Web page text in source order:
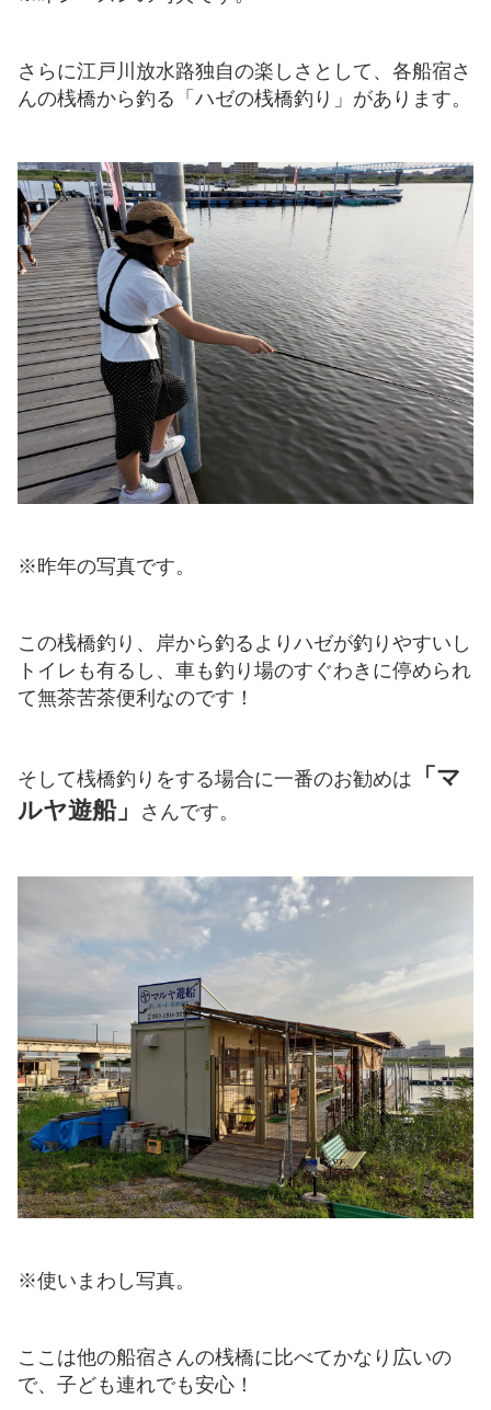
さらに江戸川放水路独自の楽しさとして、各船宿さ
んの桟橋から釣る「ハゼの桟橋釣り」があります。
※昨年の写真です。
この桟橋釣り、岸から釣るよりハゼが釣りやすいし
トイレも有るし、車も釣り場のすぐわきに停められ
て無茶苦茶便利なのです！
そして桟橋釣りをする場合に一番のお勧めは
「マ
ルヤ遊船」
さんです。
※使いまわし写真。
ここは他の船宿さんの桟橋に比べてかなり広いの
で、子ども連れでも安心！